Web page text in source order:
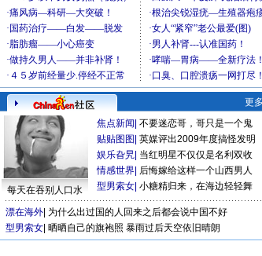
更
每天在吞别人口水
焦点新闻 不要迷恋哥，哥只是一个鬼
贴贴图图 英媒评出2009年度搞怪发明
娱乐旮旯 当红明星不仅仅是名利双收
情感世界 后悔嫁给这样一个山西男人
型男索女 小糖精归来，在海边轻轻舞
漂在海外 为什么出过国的人回来之后都会说中国不好
型男索女 晒晒自己的旗袍照 暴雨过后天空依旧晴朗